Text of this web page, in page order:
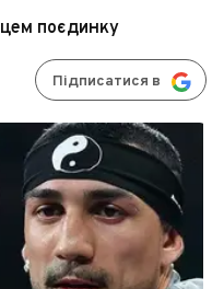
поєдинку
Підписатися в